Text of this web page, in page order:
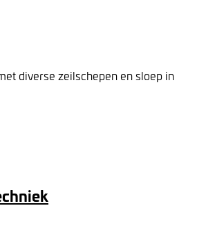
diverse zeilschepen en sloep in